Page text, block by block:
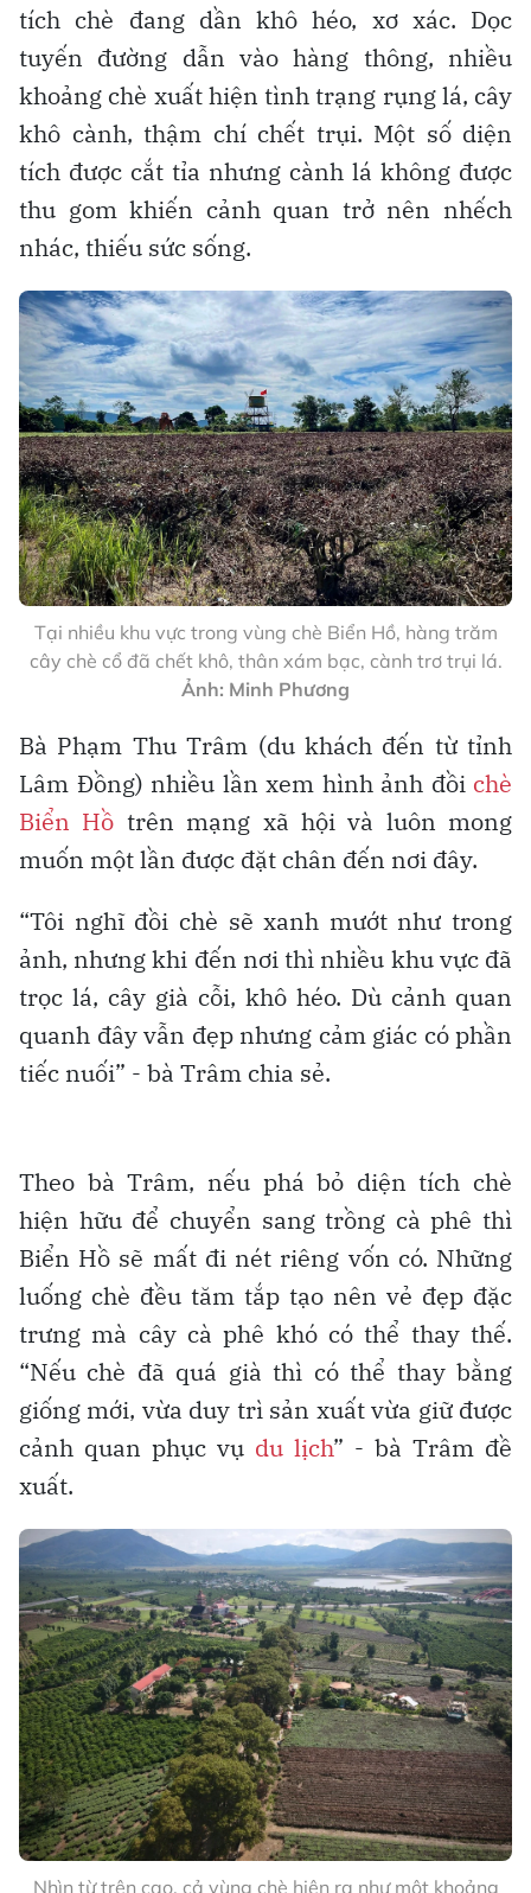
tích chè đang dần khô héo, xơ xác. Dọc
tuyến đường dẫn vào hàng thông, nhiều
khoảng chè xuất hiện tình trạng rụng lá, cây
khô cành, thậm chí chết trụi. Một số diện
tích được cắt tỉa nhưng cành lá không được
thu gom khiến cảnh quan trở nên nhếch
nhác, thiếu sức sống.
Tại nhiều khu vực trong vùng chè Biển Hồ, hàng trăm
cây chè cổ đã chết khô, thân xám bạc, cành trơ trụi lá.
Ảnh: Minh Phương
Bà Phạm Thu Trâm (du khách đến từ tỉnh
Lâm Đồng) nhiều lần xem hình ảnh đồi chè
Biển Hồ trên mạng xã hội và luôn mong
muốn một lần được đặt chân đến nơi đây.
“Tôi nghĩ đồi chè sẽ xanh mướt như trong
ảnh, nhưng khi đến nơi thì nhiều khu vực đã
trọc lá, cây già cỗi, khô héo. Dù cảnh quan
quanh đây vẫn đẹp nhưng cảm giác có phần
tiếc nuối” - bà Trâm chia sẻ.
Theo bà Trâm, nếu phá bỏ diện tích chè
hiện hữu để chuyển sang trồng cà phê thì
Biển Hồ sẽ mất đi nét riêng vốn có. Những
luống chè đều tăm tắp tạo nên vẻ đẹp đặc
trưng mà cây cà phê khó có thể thay thế.
“Nếu chè đã quá già thì có thể thay bằng
giống mới, vừa duy trì sản xuất vừa giữ được
cảnh quan phục vụ du lịch” - bà Trâm đề
xuất.
Nhìn từ trên cao, cả vùng chè hiện ra như một khoảng